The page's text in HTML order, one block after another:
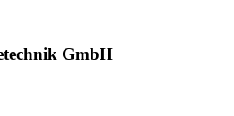
GmbH